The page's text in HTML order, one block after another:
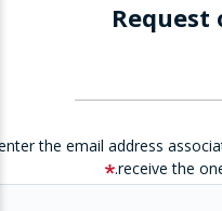
the email address
receive the